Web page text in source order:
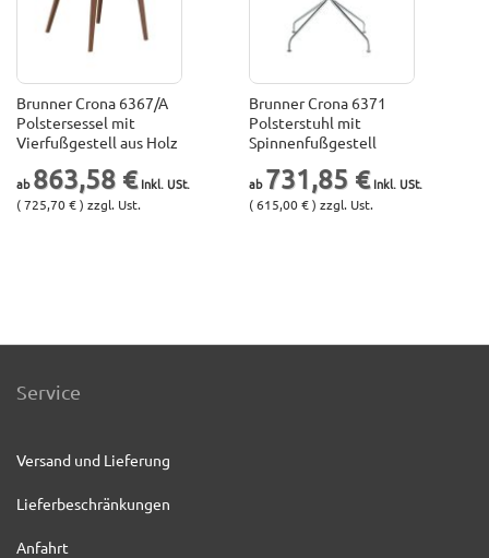
Brunner Crona 6367/A
Polstersessel mit
Vierfußgestell aus Holz
863,58 €
( 725,70 € ) zzgl. Ust.
Brunner Crona 6371
Polsterstuhl mit
Spinnenfußgestell
731,85 €
( 615,00 € ) zzgl. Ust.
Service
Versand und Lieferung
Lieferbeschränkungen
Anfahrt